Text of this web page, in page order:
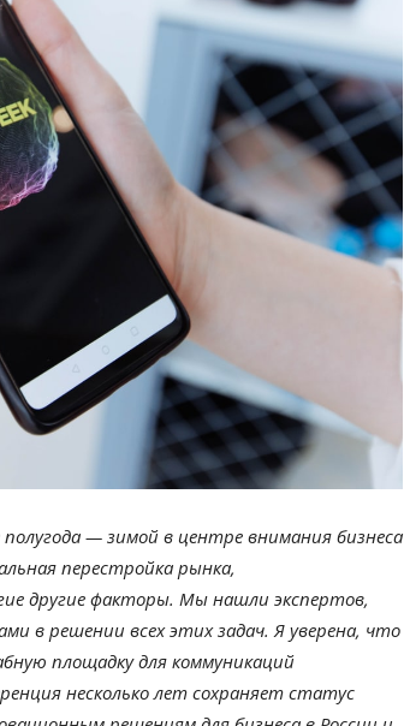
— зимой в центре внимания бизнеса
перестройка рынка,
другие факторы. Мы нашли экспертов,
в решении всех этих задач. Я уверена, что
площадку для коммуникаций
несколько лет сохраняет статус